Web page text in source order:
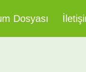
Dosyası